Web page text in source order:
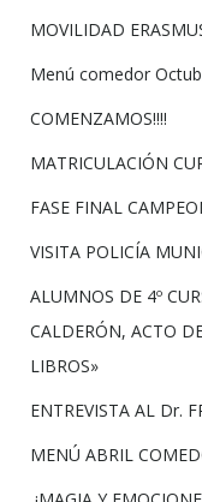
MOVILIDAD
Menú comedor
COMENZAMOS!!!!
MATRICULACIÓN
FASE FINAL
VISITA POLICÍA
ALUMNOS DE 4º
CALDERÓN, ACTO
LIBROS»
ENTREVISTA AL Dr.
MENÚ ABRIL